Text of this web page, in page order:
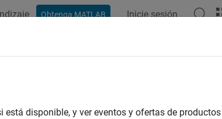
Obtenga MATLAB Inicie sesión
How useful was this information?
disponible, y ver eventos y ofertas de